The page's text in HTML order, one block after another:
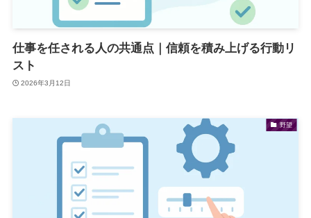
仕事を任される人の共通点｜信頼を積み上げる行動リ
スト
2026年3月12日
野望